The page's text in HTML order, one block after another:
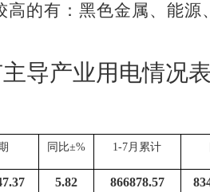
的有：黑色金属、能
导产业用电情况表
同比±% 1-7月累计
5.82 866878.57